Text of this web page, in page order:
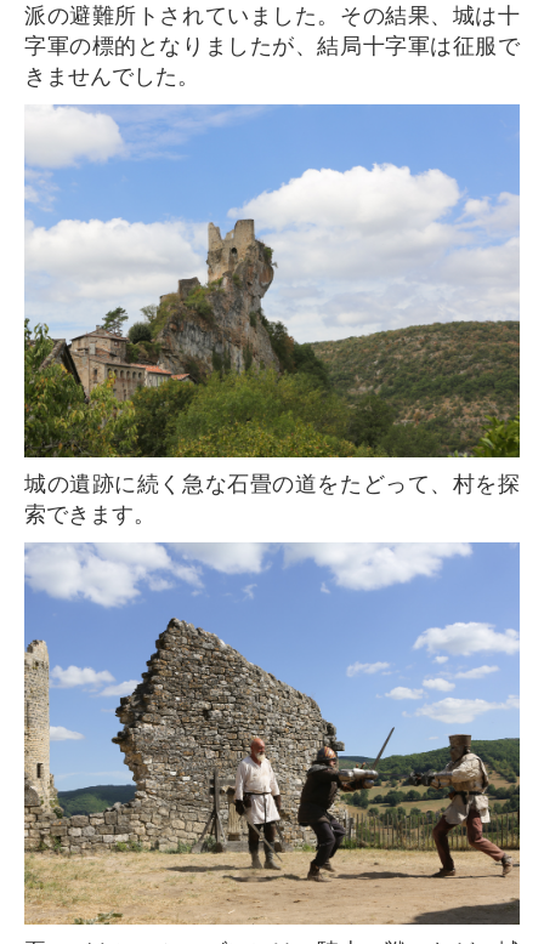
派の避難所トされていました。その結果、城は十
字軍の標的となりましたが、結局十字軍は征服で
きませんでした。
城の遺跡に続く急な石畳の道をたどって、村を探
索できます。